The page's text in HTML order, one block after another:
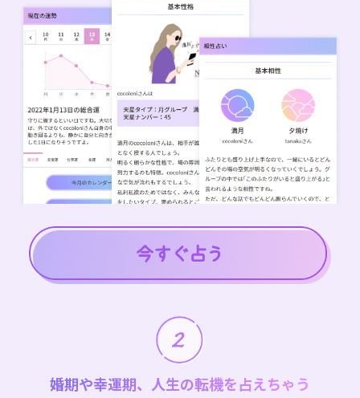
婚期や幸運期、人生の転機を占えちゃう